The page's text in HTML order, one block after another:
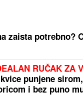
zaista potrebno?
RUČAK ZA
punjene
i bez puno